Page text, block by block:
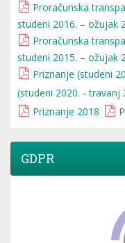
Proračunska
studeni 2016. – ožujak
Proračunska
studeni 2015. – ožujak
Priznanje (studeni
(studeni 2020. - travanj
Priznanje 2018
GDPR